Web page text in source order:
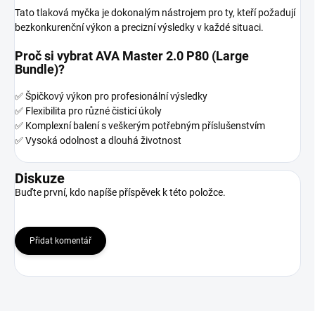
Tato tlaková myčka je dokonalým nástrojem pro ty, kteří požadují
bezkonkurenční výkon a precizní výsledky v každé situaci.
Proč si vybratAVA Master 2.0 P80 (Large
Bundle)?
✅ Špičkový výkon pro profesionální výsledky
✅ Flexibilita pro různé čisticí úkoly
✅ Komplexní balení s veškerým potřebným příslušenstvím
✅ Vysoká odolnost a dlouhá životnost
Diskuze
Buďte první, kdo napíše příspěvek k této položce.
Přidat komentář